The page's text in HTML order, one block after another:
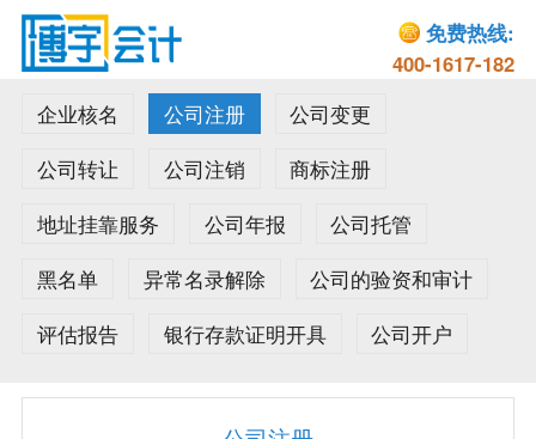
免费热线:
400-1617-182
企业核名
公司注册
公司变更
公司转让
公司注销
商标注册
地址挂靠服务
公司年报
公司托管
黑名单
异常名录解除
公司的验资和审计
评估报告
银行存款证明开具 公司开户